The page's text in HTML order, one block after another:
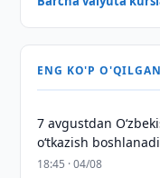
ENG KO'P O'QILGAN
7 avgustdan
o‘tkazish boshlanadi
18:45 · 04/08